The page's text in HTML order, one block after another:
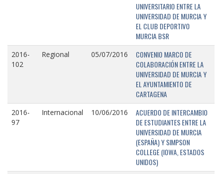
UNIVERSITARIO ENTRE LA
UNIVERSIDAD DE MURCIA Y
EL CLUB DEPORTIVO
MURCIA BSR
2016-
102
Regional 05/07/2016
CONVENIO MARCO DE
COLABORACIÓN ENTRE LA
UNIVERSIDAD DE MURCIA Y
EL AYUNTAMIENTO DE
CARTAGENA
2016-
97
Internacional 10/06/2016
ACUERDO DE INTERCAMBIO
DE ESTUDIANTES ENTRE LA
UNIVERSIDAD DE MURCIA
(ESPAÑA) Y SIMPSON
COLLEGE (IOWA, ESTADOS
UNIDOS)